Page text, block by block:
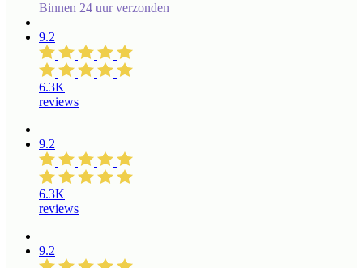
Binnen 24 uur verzonden
9.2
6.3K
reviews
9.2
6.3K
reviews
9.2